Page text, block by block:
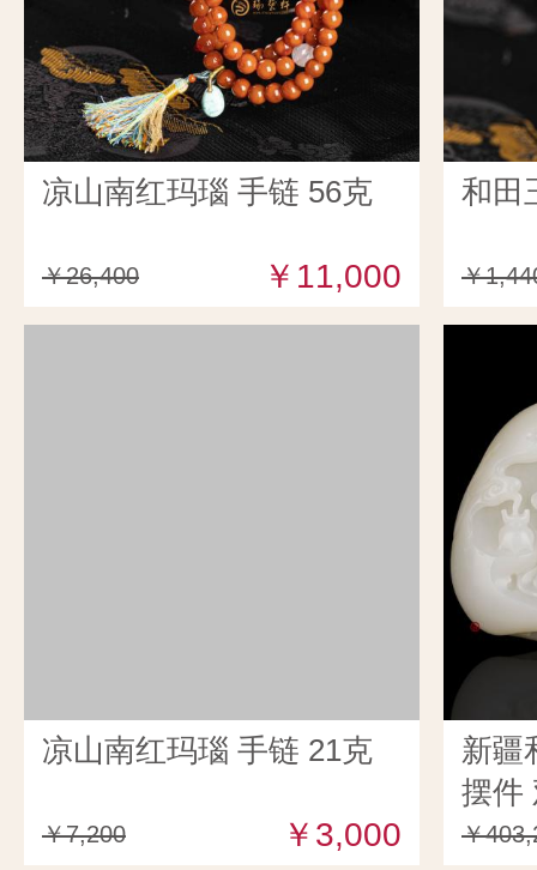
凉山南红玛瑙 手链 56克
￥26,400 ￥11,000
和田
￥
凉山南红玛瑙 手链 21克
￥7,200 ￥3,000
新疆
摆件
￥